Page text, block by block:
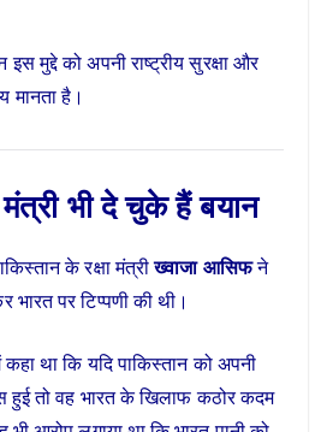
इस मुद्दे को अपनी राष्ट्रीय सुरक्षा और
मानता है।
भी दे चुके हैं बयान
के रक्षा मंत्रीख्वाजा आसिफने
पर टिप्पणी की थी।
कहा था कि यदि पाकिस्तान को अपनी
तो वह भारत के खिलाफ कठोर कदम